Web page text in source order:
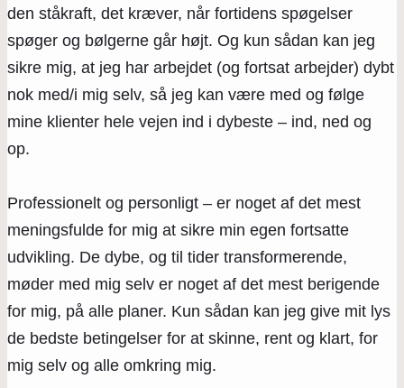
den ståkraft, det kræver, når fortidens spøgelser
spøger og bølgerne går højt. Og kun sådan kan jeg
sikre mig, at jeg har arbejdet (og fortsat arbejder) dybt
nok med/i mig selv, så jeg kan være med og følge
mine klienter hele vejen ind i dybeste – ind, ned og
op.
Professionelt og personligt – er noget af det mest
meningsfulde for mig at sikre min egen fortsatte
udvikling. De dybe, og til tider transformerende,
møder med mig selv er noget af det mest berigende
for mig, på alle planer. Kun sådan kan jeg give mit lys
de bedste betingelser for at skinne, rent og klart, for
mig selv og alle omkring mig.